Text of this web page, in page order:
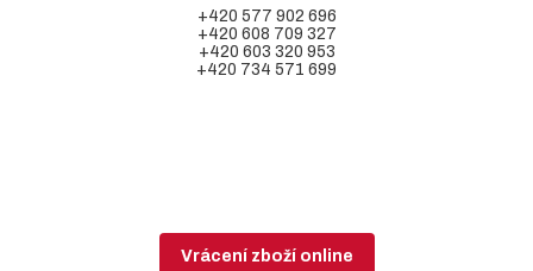
+420 577 902 696
+420 608 709 327
+420 603 320 953
+420 734 571 699
Vrácení zboží online